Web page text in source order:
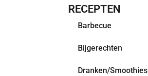
RECEPTEN
Barbecue
Bijgerechten
Dranken/Smoothies